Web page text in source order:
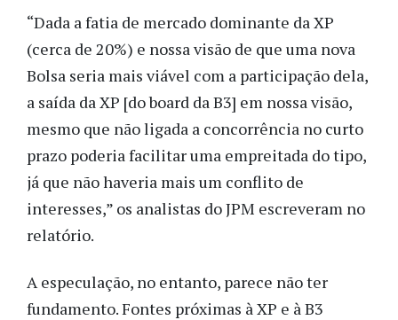
“Dada a fatia de mercado dominante da XP
(cerca de 20%) e nossa visão de que uma nova
Bolsa seria mais viável com a participação dela,
a saída da XP [do board da B3] em nossa visão,
mesmo que não ligada a concorrência no curto
prazo poderia facilitar uma empreitada do tipo,
já que não haveria mais um conflito de
interesses,” os analistas do JPM escreveram no
relatório.
A especulação, no entanto, parece não ter
fundamento. Fontes próximas à XP e à B3